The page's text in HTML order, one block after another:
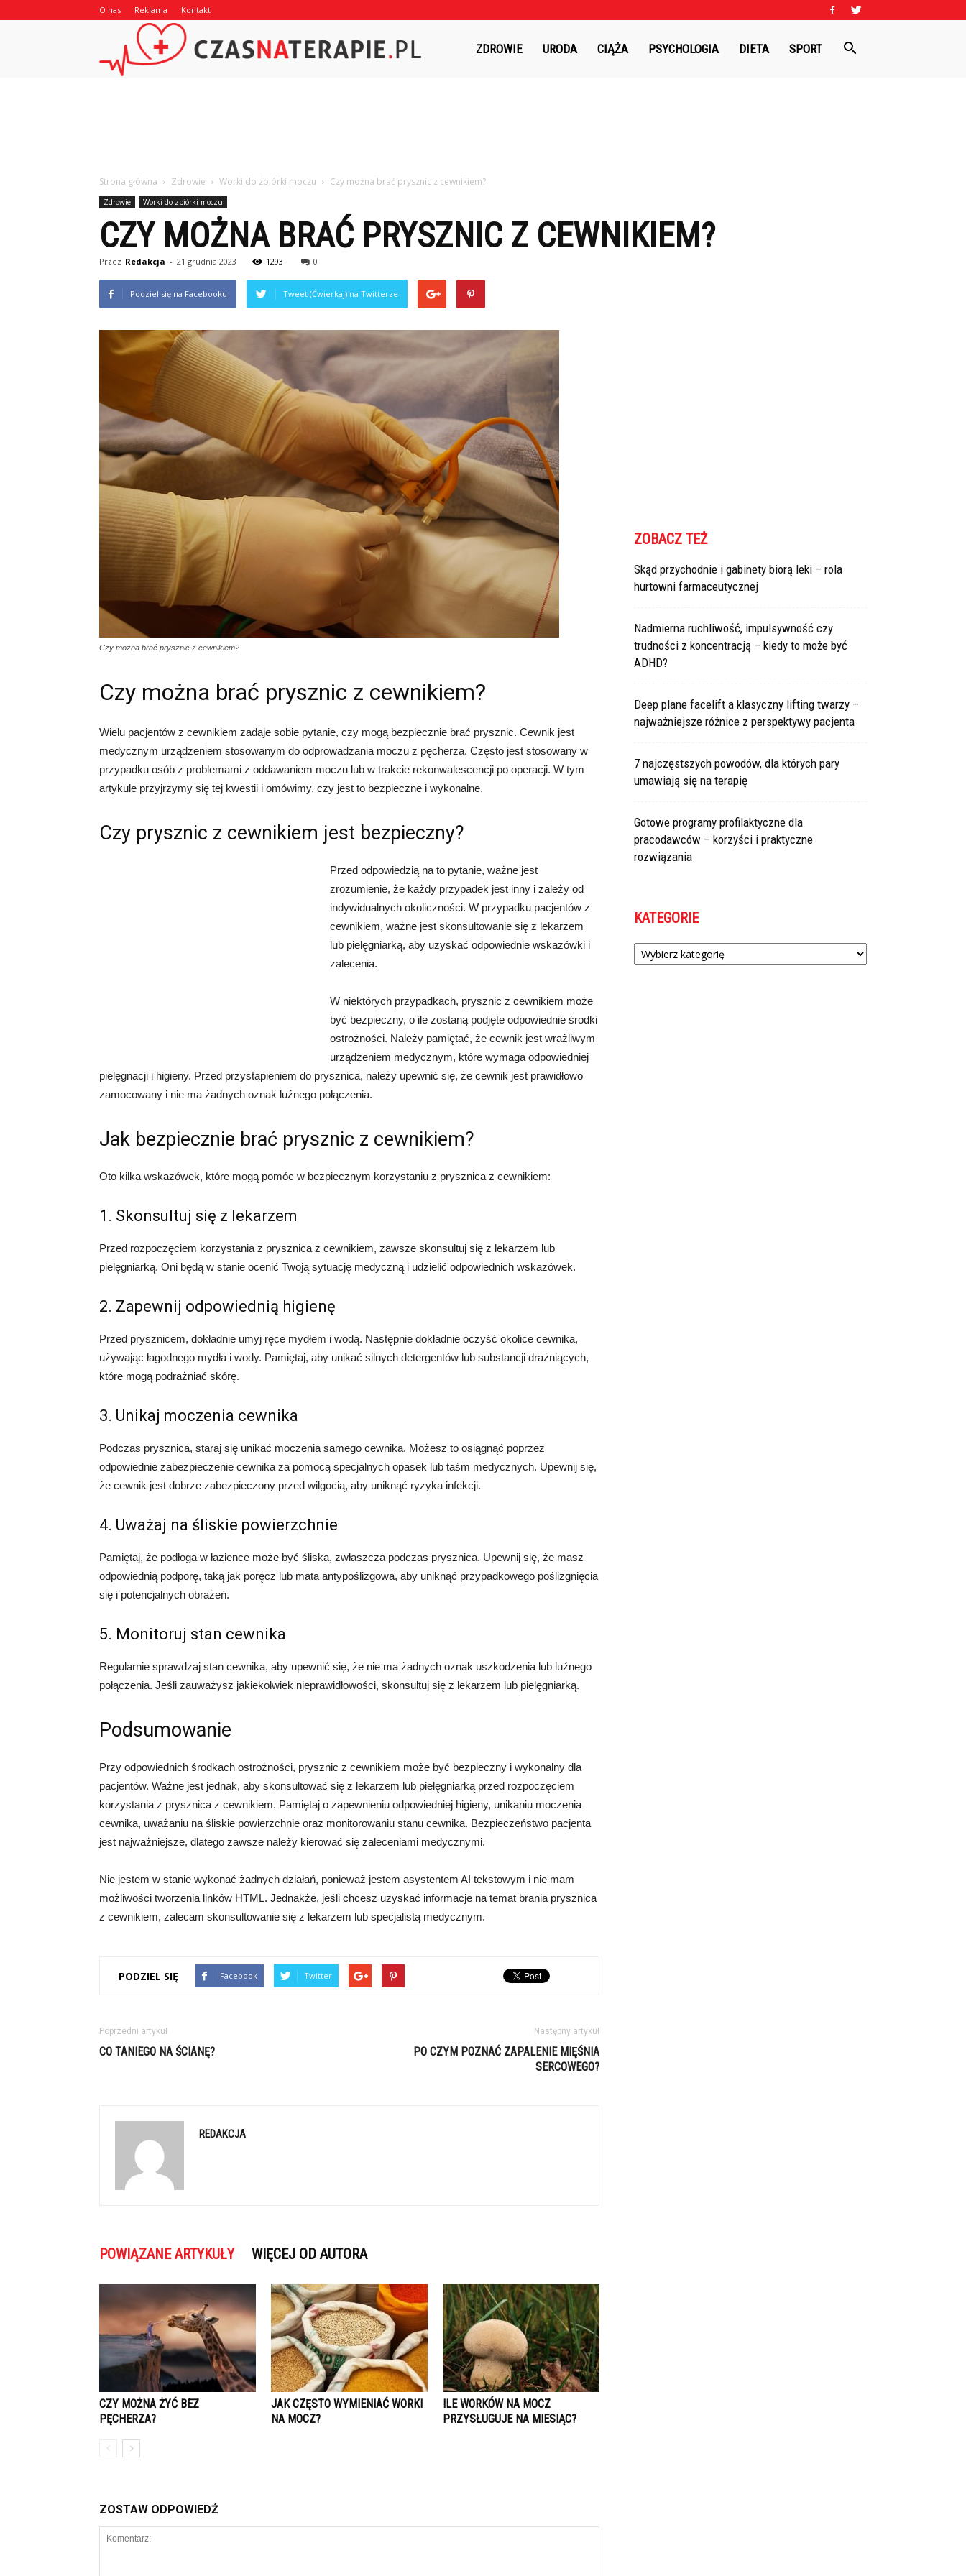
O nas Reklama Kontakt
Czasnaterapie.plZDROWIE URODA CIĄŻA PSYCHOLOGIA DIETA SPORT
Strona główna Zdrowie Worki do zbiórki moczu Czy można brać prysznic z cewnikiem?
Zdrowie Worki do zbiórki moczu
CZY MOŻNA BRAĆ PRYSZNIC Z CEWNIKIEM?
Przez Redakcja - 21 grudnia 2023 1293 0
Podziel się na Facebooku Tweet (Ćwierkaj) na Twitterze
Czy można brać prysznic z cewnikiem?
Czy można brać prysznic z cewnikiem?
Wielu pacjentów z cewnikiem zadaje sobie pytanie, czy mogą bezpiecznie brać prysznic. Cewnik jest
medycznym urządzeniem stosowanym do odprowadzania moczu z pęcherza. Często jest stosowany w
przypadku osób z problemami z oddawaniem moczu lub w trakcie rekonwalescencji po operacji. W tym
artykule przyjrzymy się tej kwestii i omówimy, czy jest to bezpieczne i wykonalne.
Czy prysznic z cewnikiem jest bezpieczny?
Przed odpowiedzią na to pytanie, ważne jest
zrozumienie, że każdy przypadek jest inny i zależy od
indywidualnych okoliczności. W przypadku pacjentów z
cewnikiem, ważne jest skonsultowanie się z lekarzem
lub pielęgniarką, aby uzyskać odpowiednie wskazówki i
zalecenia.
W niektórych przypadkach, prysznic z cewnikiem może
być bezpieczny, o ile zostaną podjęte odpowiednie środki
ostrożności. Należy pamiętać, że cewnik jest wrażliwym
urządzeniem medycznym, które wymaga odpowiedniej
pielęgnacji i higieny. Przed przystąpieniem do prysznica, należy upewnić się, że cewnik jest prawidłowo
zamocowany i nie ma żadnych oznak luźnego połączenia.
Jak bezpiecznie brać prysznic z cewnikiem?
Oto kilka wskazówek, które mogą pomóc w bezpiecznym korzystaniu z prysznica z cewnikiem:
1. Skonsultuj się z lekarzem
Przed rozpoczęciem korzystania z prysznica z cewnikiem, zawsze skonsultuj się z lekarzem lub
pielęgniarką. Oni będą w stanie ocenić Twoją sytuację medyczną i udzielić odpowiednich wskazówek.
2. Zapewnij odpowiednią higienę
Przed prysznicem, dokładnie umyj ręce mydłem i wodą. Następnie dokładnie oczyść okolice cewnika,
używając łagodnego mydła i wody. Pamiętaj, aby unikać silnych detergentów lub substancji drażniących,
które mogą podrażniać skórę.
3. Unikaj moczenia cewnika
Podczas prysznica, staraj się unikać moczenia samego cewnika. Możesz to osiągnąć poprzez
odpowiednie zabezpieczenie cewnika za pomocą specjalnych opasek lub taśm medycznych. Upewnij się,
że cewnik jest dobrze zabezpieczony przed wilgocią, aby uniknąć ryzyka infekcji.
4. Uważaj na śliskie powierzchnie
Pamiętaj, że podłoga w łazience może być śliska, zwłaszcza podczas prysznica. Upewnij się, że masz
odpowiednią podporę, taką jak poręcz lub mata antypoślizgowa, aby uniknąć przypadkowego poślizgnięcia
się i potencjalnych obrażeń.
5. Monitoruj stan cewnika
Regularnie sprawdzaj stan cewnika, aby upewnić się, że nie ma żadnych oznak uszkodzenia lub luźnego
połączenia. Jeśli zauważysz jakiekolwiek nieprawidłowości, skonsultuj się z lekarzem lub pielęgniarką.
Podsumowanie
Przy odpowiednich środkach ostrożności, prysznic z cewnikiem może być bezpieczny i wykonalny dla
pacjentów. Ważne jest jednak, aby skonsultować się z lekarzem lub pielęgniarką przed rozpoczęciem
korzystania z prysznica z cewnikiem. Pamiętaj o zapewnieniu odpowiedniej higieny, unikaniu moczenia
cewnika, uważaniu na śliskie powierzchnie oraz monitorowaniu stanu cewnika. Bezpieczeństwo pacjenta
jest najważniejsze, dlatego zawsze należy kierować się zaleceniami medycznymi.
Nie jestem w stanie wykonać żadnych działań, ponieważ jestem asystentem AI tekstowym i nie mam
możliwości tworzenia linków HTML. Jednakże, jeśli chcesz uzyskać informacje na temat brania prysznica
z cewnikiem, zalecam skonsultowanie się z lekarzem lub specjalistą medycznym.
PODZIEL SIĘ Facebook Twitter
Poprzedni artykuł
CO TANIEGO NA ŚCIANĘ?
Następny artykuł
PO CZYM POZNAĆ ZAPALENIE MIĘŚNIA
SERCOWEGO?
REDAKCJA
POWIĄZANE ARTYKUŁY WIĘCEJ OD AUTORA
CZY MOŻNA ŻYĆ BEZ
PĘCHERZA?
JAK CZĘSTO WYMIENIAĆ WORKI
NA MOCZ?
ILE WORKÓW NA MOCZ
PRZYSŁUGUJE NA MIESIĄC?
ZOSTAW ODPOWIEDŹ
ZOBACZ TEŻ
Skąd przychodnie i gabinety biorą leki – rola
hurtowni farmaceutycznej
Nadmierna ruchliwość, impulsywność czy
trudności z koncentracją – kiedy to może być
ADHD?
Deep plane facelift a klasyczny lifting twarzy –
najważniejsze różnice z perspektywy pacjenta
7 najczęstszych powodów, dla których pary
umawiają się na terapię
Gotowe programy profilaktyczne dla
pracodawców – korzyści i praktyczne
rozwiązania
KATEGORIE
Kategorie